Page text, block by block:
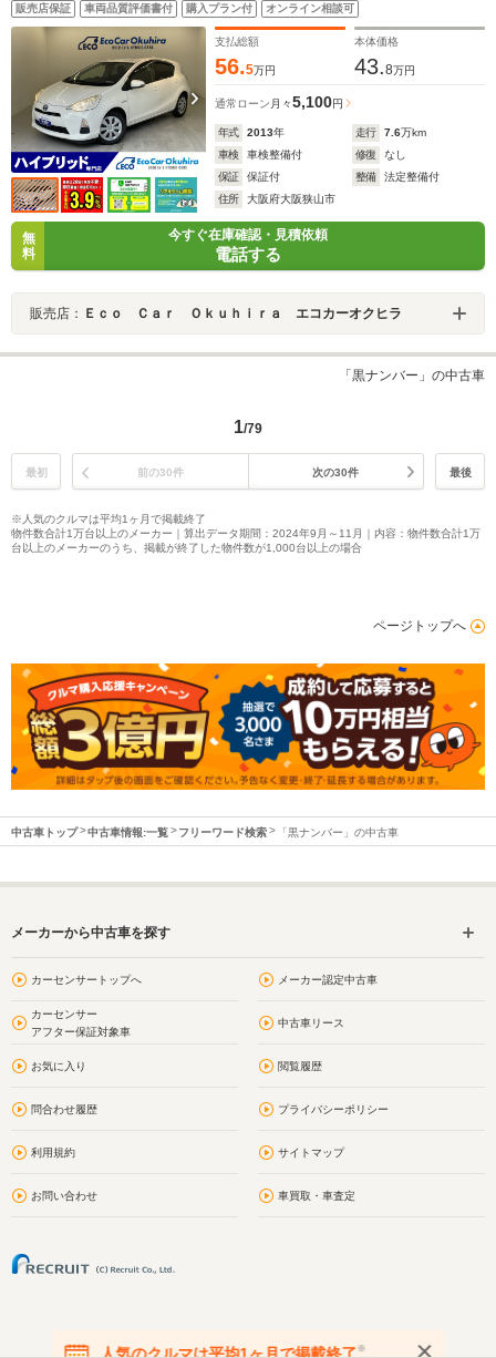
販売店保証 車両品質評価書付 購入プラン付 オンライン相談可
支払総額
56.5万円
本体価格
43.8万円
通常ローン 月々5,100円
年式 2013年 走行 7.6万km
車検
車検整備付 修復
なし
保証
保証付 整備
法定整備付
住所
大阪府大阪狭山市
無
料
今すぐ在庫確認・見積依頼
電話する
販売店： Ｅｃｏ Ｃａｒ Ｏｋｕｈｉｒａ エコカーオクヒラ
「黒ナンバー」の中古車
1/79
最初 前の30件 次の30件 最後
※人気のクルマは平均1ヶ月で掲載終了
物件数合計1万台以上のメーカー｜算出データ期間：2024年9月～11月｜内容：物件数合計1万
台以上のメーカーのうち、掲載が終了した物件数が1,000台以上の場合
ページトップへ
中古車トップ 中古車情報:一覧 フリーワード検索 「黒ナンバー」の中古車
メーカーから中古車を探す
カーセンサートップへ メーカー認定中古車
カーセンサー
アフター保証対象車
中古車リース
お気に入り 閲覧履歴
問合わせ履歴 プライバシーポリシー
利用規約 サイトマップ
お問い合わせ 車買取・車査定
人気のクルマは平均1ヶ月で掲載終了※